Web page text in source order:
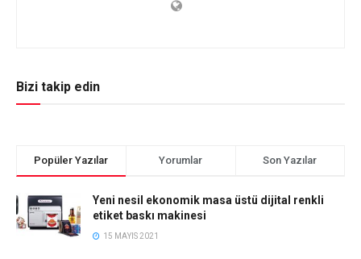
Bizi takip edin
Popüler Yazılar Yorumlar Son Yazılar
Yeni nesil ekonomik masa üstü dijital renkli
etiket baskı makinesi
15 MAYIS 2021